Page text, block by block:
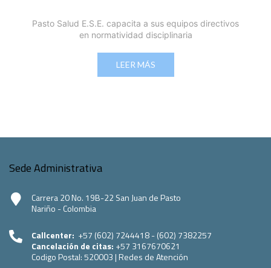
Pasto Salud E.S.E. capacita a sus equipos directivos
en normatividad disciplinaria
LEER MÁS
Sede Administrativa
Carrera 20 No. 19B-22 San Juan de Pasto
Nariño - Colombia
Callcenter: +57 (602) 7244418 - (602) 7382257
Cancelación de citas: +57 3167670621
Codigo Postal:520003 | Redes de Atención